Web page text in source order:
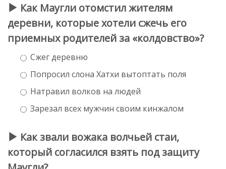
Как Маугли отомстил жителям
деревни, которые хотели сжечь его
приемных родителей за «колдовство»?
Сжег деревню
Попросил слона Хатхи вытоптать поля
Натравил волков на людей
Зарезал всех мужчин своим кинжалом
Как звали вожака волчьей стаи,
который согласился взять под защиту